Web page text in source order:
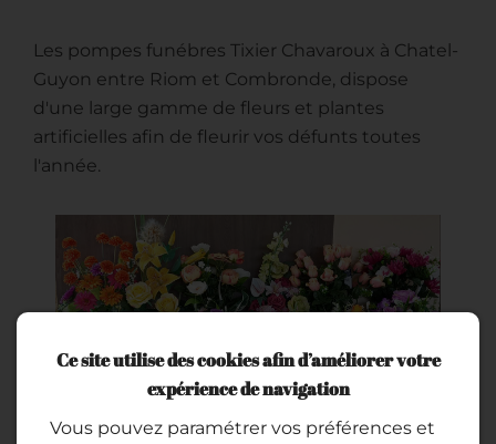
Les pompes funébres Tixier Chavaroux à Chatel-
Guyon entre Riom et Combronde, dispose
d'une large gamme de fleurs et plantes
artificielles afin de fleurir vos défunts toutes
l'année.
Ce site utilise des cookies afin d’améliorer votre
expérience de navigation
Vous pouvez paramétrer vos préférences et